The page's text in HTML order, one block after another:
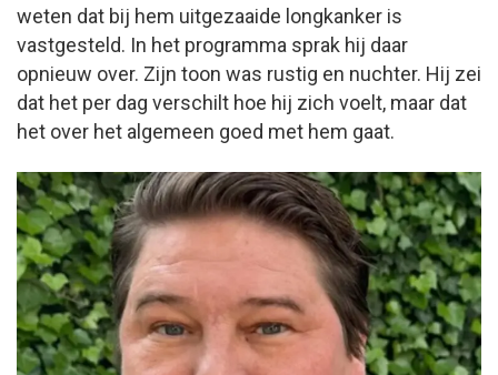
weten dat bij hem uitgezaaide longkanker is
vastgesteld. In het programma sprak hij daar
opnieuw over. Zijn toon was rustig en nuchter. Hij zei
dat het per dag verschilt hoe hij zich voelt, maar dat
het over het algemeen goed met hem gaat.